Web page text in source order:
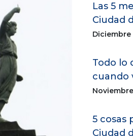
Las 5
Ciudad
Diciembre
Todo lo
cuando
5 cosas
Ciudad